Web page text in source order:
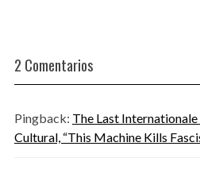
2 Comentarios
Pingback: The Last
Cultural, “This Machine Kills